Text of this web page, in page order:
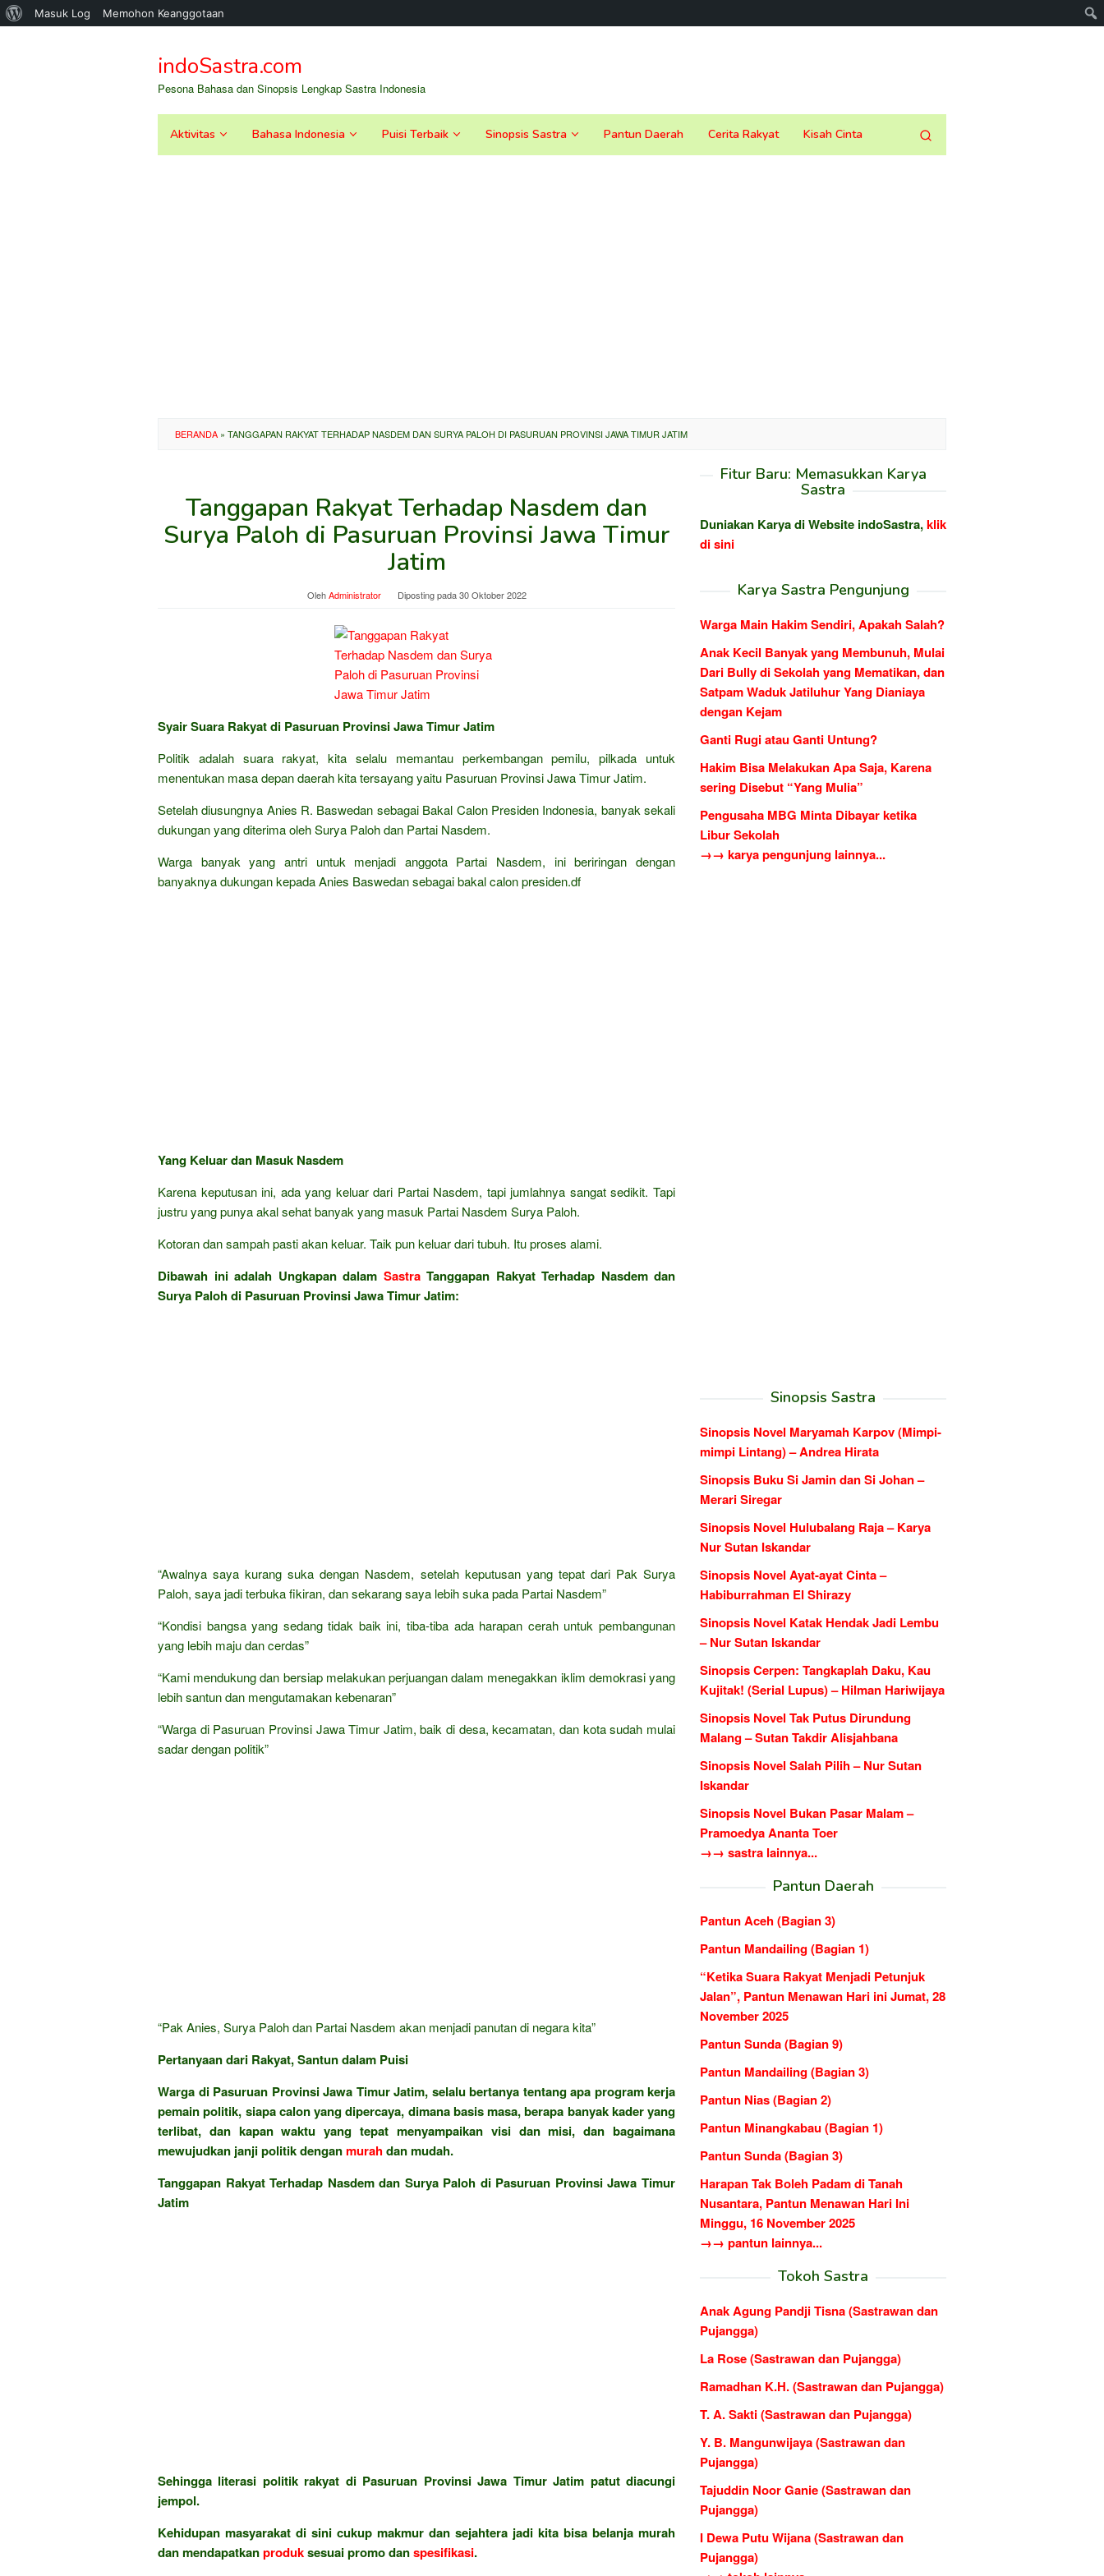
Tentang
Masuk Log Memohon Keanggotaan
kontenindoSastra.com
Pesona Bahasa dan Sinopsis Lengkap Sastra Indonesia
Aktivitas Bahasa Indonesia Puisi Terbaik Sinopsis Sastra Pantun Daerah Cerita Rakyat Kisah Cinta
BERANDA » TANGGAPAN RAKYAT TERHADAP NASDEM DAN SURYA PALOH DI PASURUAN PROVINSI JAWA TIMUR JATIM
Tanggapan Rakyat Terhadap Nasdem dan
Surya Paloh di Pasuruan Provinsi Jawa Timur
Jatim
OlehAdministrator Diposting pada30 Oktober 2022
Syair Suara Rakyat di Pasuruan Provinsi Jawa Timur Jatim
Politik adalah suara rakyat, kita selalu memantau perkembangan pemilu, pilkada untuk
menentukan masa depan daerah kita tersayang yaitu Pasuruan Provinsi Jawa Timur Jatim.
Setelah diusungnya Anies R. Baswedan sebagai Bakal Calon Presiden Indonesia, banyak sekali
dukungan yang diterima oleh Surya Paloh dan Partai Nasdem.
Warga banyak yang antri untuk menjadi anggota Partai Nasdem, ini beriringan dengan
banyaknya dukungan kepada Anies Baswedan sebagai bakal calon presiden.df
Yang Keluar dan Masuk Nasdem
Karena keputusan ini, ada yang keluar dari Partai Nasdem, tapi jumlahnya sangat sedikit. Tapi
justru yang punya akal sehat banyak yang masuk Partai Nasdem Surya Paloh.
Kotoran dan sampah pasti akan keluar. Taik pun keluar dari tubuh. Itu proses alami.
Dibawah ini adalah Ungkapan dalam SastraTanggapan Rakyat Terhadap Nasdem dan
Surya Paloh di Pasuruan Provinsi Jawa Timur Jatim:
“Awalnya saya kurang suka dengan Nasdem, setelah keputusan yang tepat dari Pak Surya
Paloh, saya jadi terbuka fikiran, dan sekarang saya lebih suka pada Partai Nasdem”
“Kondisi bangsa yang sedang tidak baik ini, tiba-tiba ada harapan cerah untuk pembangunan
yang lebih maju dan cerdas”
“Kami mendukung dan bersiap melakukan perjuangan dalam menegakkan iklim demokrasi yang
lebih santun dan mengutamakan kebenaran”
“Warga di Pasuruan Provinsi Jawa Timur Jatim, baik di desa, kecamatan, dan kota sudah mulai
sadar dengan politik”
“Pak Anies, Surya Paloh dan Partai Nasdem akan menjadi panutan di negara kita”
Pertanyaan dari Rakyat, Santun dalam Puisi
Warga di Pasuruan Provinsi Jawa Timur Jatim, selalu bertanya tentang apa program kerja
pemain politik, siapa calon yang dipercaya, dimana basis masa, berapa banyak kader yang
terlibat, dan kapan waktu yang tepat menyampaikan visi dan misi, dan bagaimana
mewujudkan janji politik denganmurahdan mudah.
Tanggapan Rakyat Terhadap Nasdem dan Surya Paloh di Pasuruan Provinsi Jawa Timur
Jatim
Sehingga literasi politik rakyat di Pasuruan Provinsi Jawa Timur Jatim patut diacungi
jempol.
Kehidupan masyarakat di sini cukup makmur dan sejahtera jadi kita bisa belanja murah
dan mendapatkanproduksesuai promo danspesifikasi.
Fitur Baru: Memasukkan Karya
Sastra
Duniakan Karya di Website indoSastra,klik
di sini
Karya Sastra Pengunjung
Warga Main Hakim Sendiri, Apakah Salah?
Anak Kecil Banyak yang Membunuh, Mulai
Dari Bully di Sekolah yang Mematikan, dan
Satpam Waduk Jatiluhur Yang Dianiaya
dengan Kejam
Ganti Rugi atau Ganti Untung?
Hakim Bisa Melakukan Apa Saja, Karena
sering Disebut “Yang Mulia”
Pengusaha MBG Minta Dibayar ketika
Libur Sekolah
→→ karya pengunjung lainnya...
Sinopsis Sastra
Sinopsis Novel Maryamah Karpov (Mimpi-
mimpi Lintang) – Andrea Hirata
Sinopsis Buku Si Jamin dan Si Johan –
Merari Siregar
Sinopsis Novel Hulubalang Raja – Karya
Nur Sutan Iskandar
Sinopsis Novel Ayat-ayat Cinta –
Habiburrahman El Shirazy
Sinopsis Novel Katak Hendak Jadi Lembu
– Nur Sutan Iskandar
Sinopsis Cerpen: Tangkaplah Daku, Kau
Kujitak! (Serial Lupus) – Hilman Hariwijaya
Sinopsis Novel Tak Putus Dirundung
Malang – Sutan Takdir Alisjahbana
Sinopsis Novel Salah Pilih – Nur Sutan
Iskandar
Sinopsis Novel Bukan Pasar Malam –
Pramoedya Ananta Toer
→→ sastra lainnya...
Pantun Daerah
Pantun Aceh (Bagian 3)
Pantun Mandailing (Bagian 1)
“Ketika Suara Rakyat Menjadi Petunjuk
Jalan”, Pantun Menawan Hari ini Jumat, 28
November 2025
Pantun Sunda (Bagian 9)
Pantun Mandailing (Bagian 3)
Pantun Nias (Bagian 2)
Pantun Minangkabau (Bagian 1)
Pantun Sunda (Bagian 3)
Harapan Tak Boleh Padam di Tanah
Nusantara, Pantun Menawan Hari Ini
Minggu, 16 November 2025
→→ pantun lainnya...
Tokoh Sastra
Anak Agung Pandji Tisna (Sastrawan dan
Pujangga)
La Rose (Sastrawan dan Pujangga)
Ramadhan K.H. (Sastrawan dan Pujangga)
T. A. Sakti (Sastrawan dan Pujangga)
Y. B. Mangunwijaya (Sastrawan dan
Pujangga)
Tajuddin Noor Ganie (Sastrawan dan
Pujangga)
I Dewa Putu Wijana (Sastrawan dan
Pujangga)